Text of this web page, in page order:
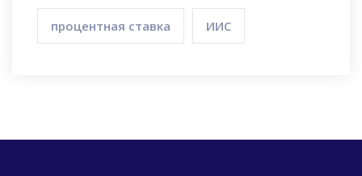
процентная ставка ИИС